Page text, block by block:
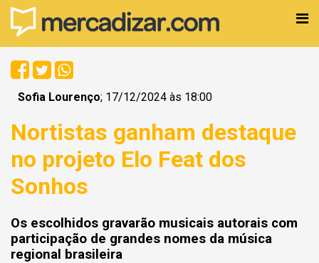
Sofia Lourenço; 17/12/2024 às 18:00
Nortistas ganham destaque
no projeto Elo Feat dos
Sonhos
Os escolhidos gravarão musicais autorais com
participação de grandes nomes da música
regional brasileira